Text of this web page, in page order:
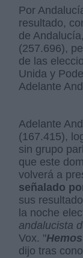
Por
resultado,
de
(257.696),
de las
Unida y
Adelante
Adelante
(167.415),
sin grupo
que este
volverá a
señalado
sus
la noche
andalucista
Vox. "
dijo tras